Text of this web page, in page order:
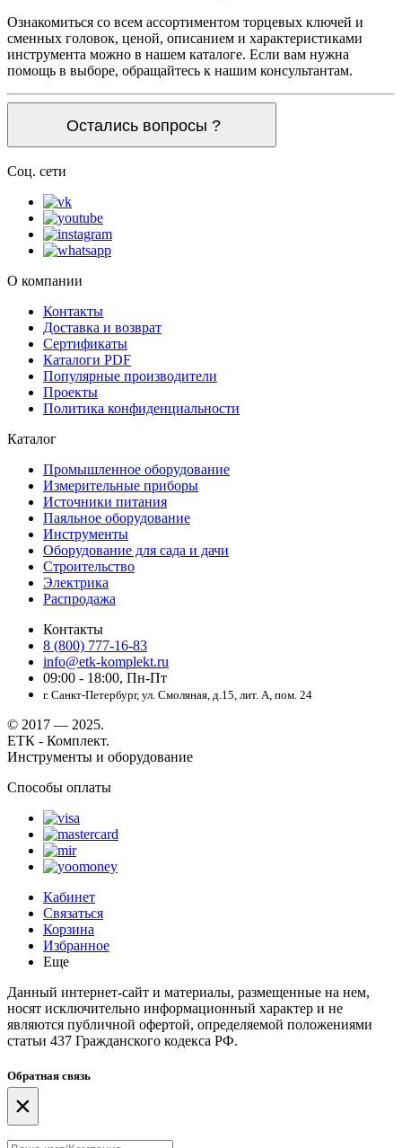
Ознакомиться со всем ассортиментом торцевых ключей и
сменных головок, ценой, описанием и характеристиками
инструмента можно в нашем каталоге. Если вам нужна
помощь в выборе, обращайтесь к нашим консультантам.
Остались вопросы ?
Соц. сети
О компании
Контакты
Доставка и возврат
Сертификаты
Каталоги PDF
Популярные производители
Проекты
Политика конфиденциальности
Каталог
Промышленное оборудование
Измерительные приборы
Источники питания
Паяльное оборудование
Инструменты
Оборудование для сада и дачи
Строительство
Электрика
Распродажа
Контакты
8 (800) 777-16-83
info@etk-komplekt.ru
09:00 - 18:00, Пн-Пт
г. Санкт-Петербург, ул. Смоляная, д.15, лит. А, пом. 24
© 2017 — 2025.
ЕТК - Комплект.
Инструменты и оборудование
Способы оплаты
Кабинет
Связаться
Корзина
Избранное
Еще
Данный интернет-сайт и материалы, размещенные на нем,
носят исключительно информационный характер и не
являются публичной офертой, определяемой положениями
статьи 437 Гражданского кодекса РФ.
Обратная связь
×